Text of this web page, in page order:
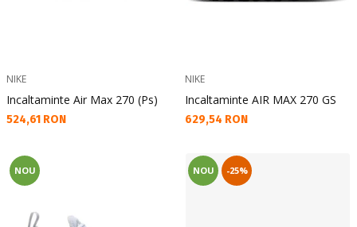
NIKE
Incaltaminte Air Max 270 (Ps)
Текуща цена:
524,61 RON
NIKE
Incaltaminte AIR MAX 270 GS
Текуща цена:
629,54 RON
NOU NOU -25%